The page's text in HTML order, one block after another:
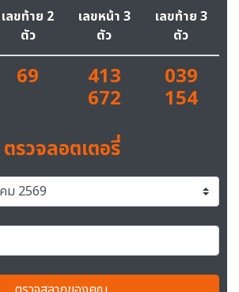
เลขท้าย 2
ตัว
เลขหน้า 3
ตัว
เลขท้าย 3
ตัว
69 413
672
039
154
ตรวจลอตเตอรี่